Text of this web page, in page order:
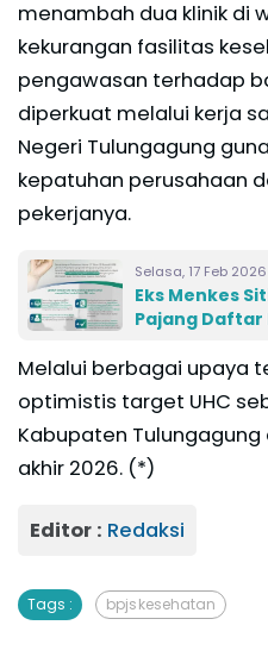
menambah dua klinik di
kekurangan fasilitas
pengawasan terhadap
diperkuat melalui kerja
Negeri Tulungagung
kepatuhan perusahaan
pekerjanya.
Selasa, 17 Feb 2026
Eks Menkes
Pajang Daftar
Melalui berbagai upaya
optimistis target UHC
Kabupaten
akhir 2026. (*)
Editor : Redaksi
Tags : bpjs kesehatan